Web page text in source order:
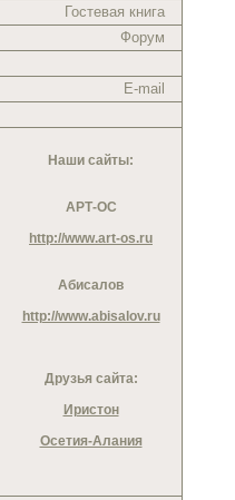
Гостевая книга
Форум
E-mail
Наши сайты:
АРТ-ОС
http://www.art-os.ru
Абисалов
http://www.abisalov.ru
Друзья сайта:
Иристон
Осетия-Алания